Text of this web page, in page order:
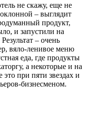
не скажу, еще не
– выглядит
продукт,
и запустили на
– очень
вяло-ленивое меню
еда, где продукты
а некоторые и на
это при пяти звездах и
бизнесменом.